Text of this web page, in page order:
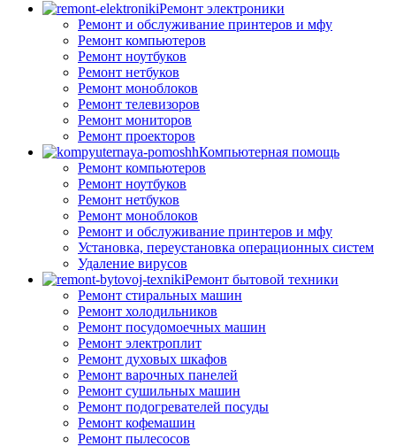
Ремонт электроники
Ремонт и обслуживание принтеров и мфу
Ремонт компьютеров
Ремонт ноутбуков
Ремонт нетбуков
Ремонт моноблоков
Ремонт телевизоров
Ремонт мониторов
Ремонт проекторов
Компьютерная помощь
Ремонт компьютеров
Ремонт ноутбуков
Ремонт нетбуков
Ремонт моноблоков
Ремонт и обслуживание принтеров и мфу
Установка, переустановка операционных систем
Удаление вирусов
Ремонт бытовой техники
Ремонт стиральных машин
Ремонт холодильников
Ремонт посудомоечных машин
Ремонт электроплит
Ремонт духовых шкафов
Ремонт варочных панелей
Ремонт сушильных машин
Ремонт подогревателей посуды
Ремонт кофемашин
Ремонт пылесосов